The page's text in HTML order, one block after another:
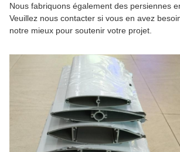
Nous fabriquons également des persiennes
Veuillez nous contacter si vous en avez
notre mieux pour soutenir votre projet.